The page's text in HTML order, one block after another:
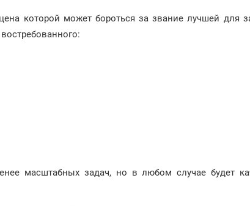
которой может бороться за звание лучшей для
масштабных задач, но в любом случае будет